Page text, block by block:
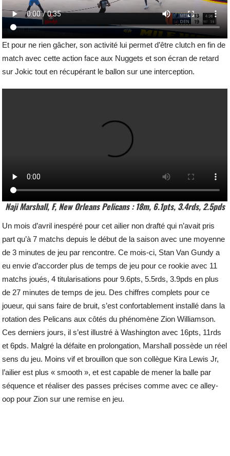
Et pour ne rien gâcher, son activité lui permet d’être clutch en fin de
match avec cette action face aux Nuggets et son écran de retard
sur Jokic tout en récupérant le ballon sur une interception.
Naji Marshall, F, New Orleans Pelicans : 18m, 6.1pts, 3.4rds, 2.5pds
Un mois d’avril inespéré pour cet ailier non drafté qui n’avait pris
part qu’à 7 matchs depuis le début de la saison avec une moyenne
de 3 minutes de jeu par rencontre. Ce mois-ci, Stan Van Gundy a
eu envie d’accorder plus de temps de jeu pour ce rookie avec 11
matchs joués, 4 titularisations pour 9.6pts, 5.5rds, 3.9pds en plus
de 27 minutes de temps de jeu. Des chiffres complets pour ce
joueur, qui sans faire de bruit, s’est confortablement installé dans la
rotation des Pelicans aux côtés du phénomène Zion Williamson.
Ces derniers jours, il s’est illustré à Washington avec 16pts, 11rds
et 6pds. Malgré la défaite en prolongation, Marshall possède un réel
sens du jeu. Moins vif et brouillon que son collègue Kira Lewis Jr,
l’ailier est plus « smooth », et est capable de mener la balle par
séquence et réaliser des passes précises comme avec ce alley-
oop pour Zion sur une remise en jeu.